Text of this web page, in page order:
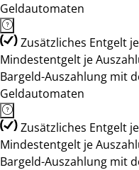
Geldautomaten
Zusätzliches Entgelt
Mindestentgelt je
Bargeld-Auszahlung mit
Geldautomaten
Zusätzliches Entgelt
Mindestentgelt je
Bargeld-Auszahlung mit